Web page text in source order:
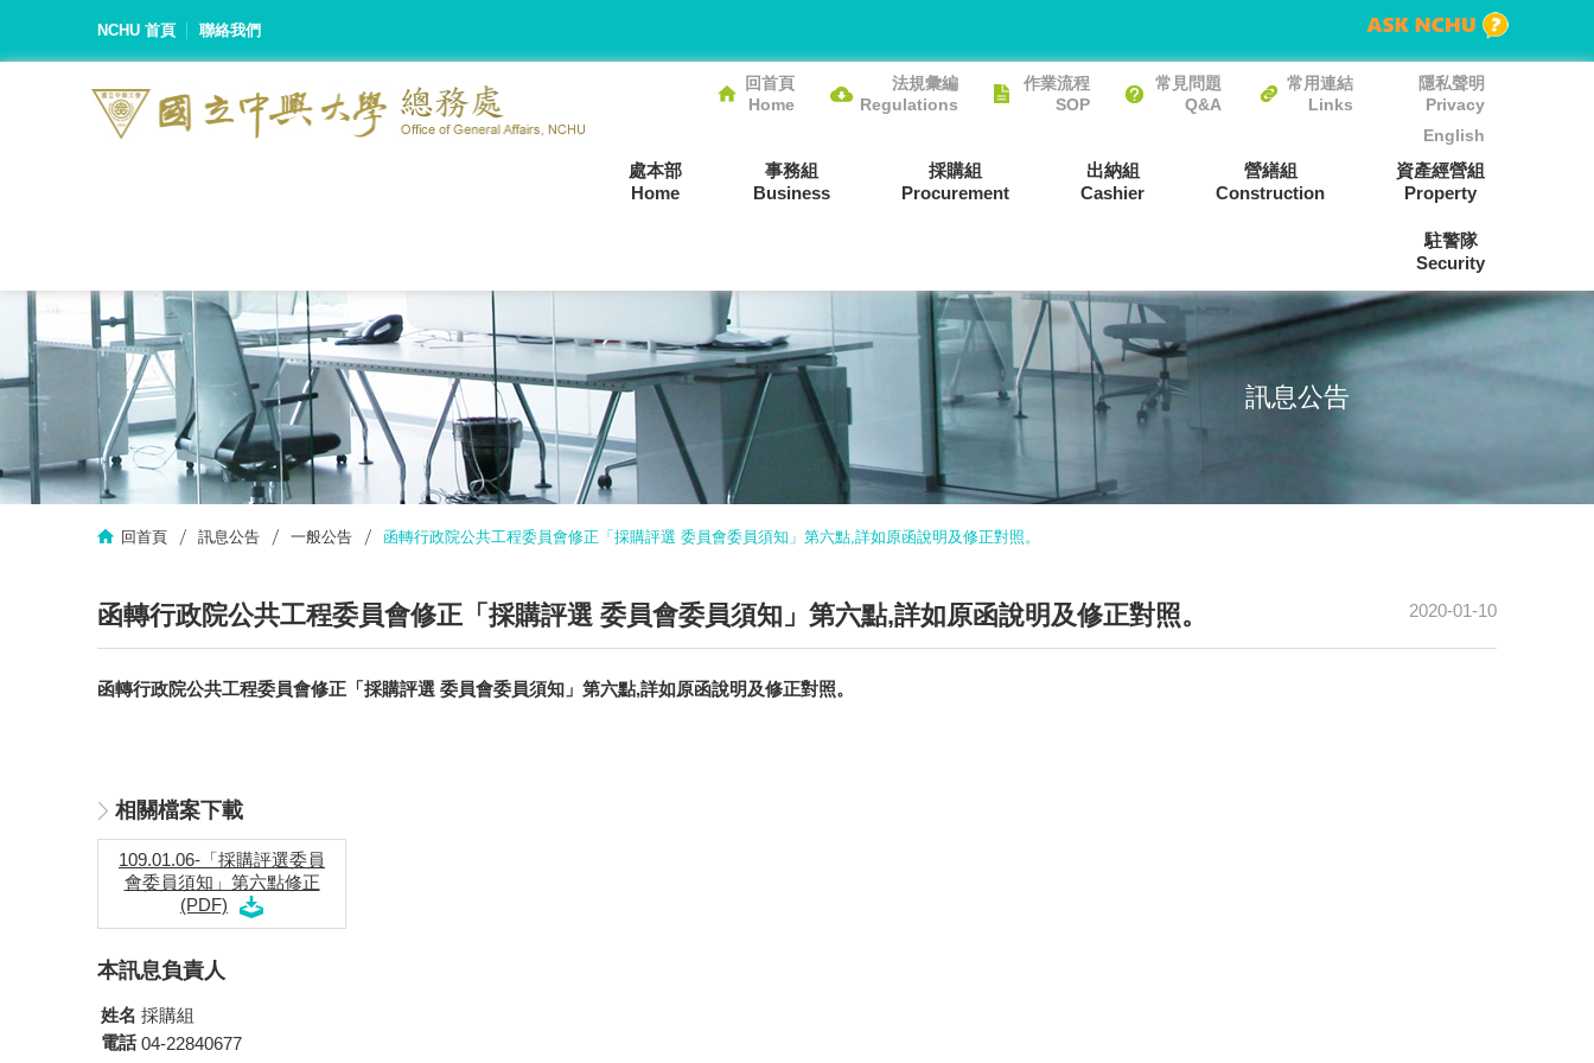
NCHU 首頁 聯絡我們
回首頁
Home
法規彙編
Regulations
作業流程
SOP
常見問題
Q&A
常用連結
Links
隱私聲明
Privacy
English
處本部
Home
事務組
Business
採購組
Procurement
出納組
Cashier
營繕組
Construction
資產經營組
Property
駐警隊
Security
訊息公告
回首頁 訊息公告 一般公告 函轉行政院公共工程委員會修正「採購評選 委員會委員須知」第六點,詳如原函說明及修正對照。
函轉行政院公共工程委員會修正「採購評選 委員會委員須知」第六點,詳如原函說明及修正對照。 2020-01-10
函轉行政院公共工程委員會修正「採購評選 委員會委員須知」第六點,詳如原函說明及修正對照。
相關檔案下載
109.01.06-「採購評選委員
會委員須知」第六點修正
(PDF)
本訊息負責人
姓名 採購組
電話 04-22840677